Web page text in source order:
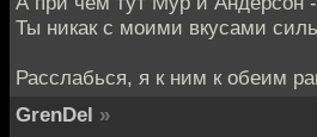
Ты никак с моими вкусами
Расслабься, я к ним к обеим
GrenDel »